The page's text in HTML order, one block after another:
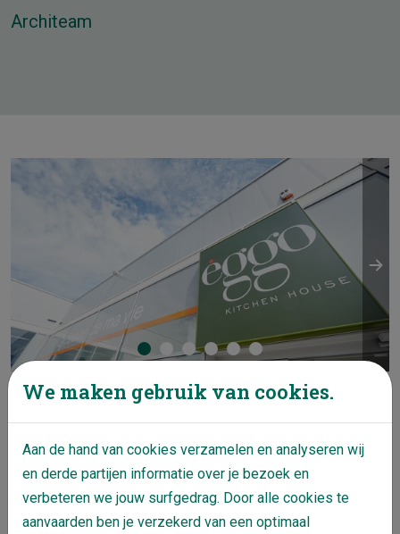
Architeam
Er werden 4 commerciële ruimtes voorzien op
een terrein van 13.000 m².
De totale verhuurde oppervlakte bedraagt 5800
m².
We maken gebruik van cookies.
Aan de hand van cookies verzamelen en analyseren wij
en derde partijen informatie over je bezoek en
verbeteren we jouw surfgedrag. Door alle cookies te
aanvaarden ben je verzekerd van een optimaal